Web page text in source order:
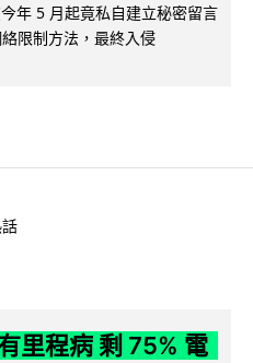
年 5 月起竟私自建立秘密留言
限制方法，最終入侵
里程病 剩 75% 電